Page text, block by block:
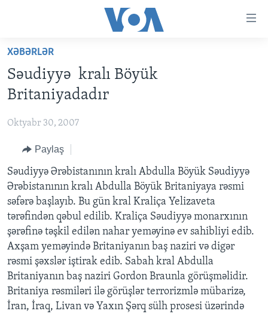
Skip
main
content
to
Navigation
Skip
to
Search
ANA SƏHİFƏ
PROQRAMLAR
DÜNYAYA BAXIŞ
FAKTLAR NƏ DEYIR?
AZƏRBAYCAN
DÜNYA
UKRAYNA BÖHRANI
İSRAIL-HƏMAS MÜNAQIŞƏSI
ABŞ
ABŞ SEÇKILƏRI 2024
İRAN AZƏRBAYCANI
VIDEOLAR
MEDIA AZADLIĞI
BAŞ MƏQALƏ
LEARNING ENGLISH
BIZI IZLƏYIN
XƏBƏRLƏR
Səudiyyə kralı Böyük
Britaniyadadır
Oktyabr 30, 2007
Paylaş
Səudiyyə Ərəbistanının kralı Abdulla Böyük Səudiyyə
Ərəbistanının kralı Abdulla Böyük Britaniyaya rəsmi
səfərə başlayıb. Bu gün kral Kraliça Yelizaveta
tərəfindən qəbul edilib. Kraliça Səudiyyə monarxının
şərəfinə təşkil edilən nahar yeməyinə ev sahibliyi edib.
Axşam yeməyində Britaniyanın baş naziri və digər
rəsmi şəxslər iştirak edib. Sabah kral Abdulla
Britaniyanın baş naziri Gordon Braunla görüşməlidir.
Britaniya rəsmiləri ilə görüşlər terrorizmlə mübarizə,
İran, İraq, Livan və Yaxın Şərq sülh prosesi üzərində